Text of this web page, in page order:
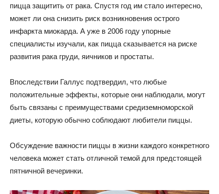
пицца защитить от рака. Спустя год им стало интересно,
может ли она снизить риск возникновения острого
инфаркта миокарда. А уже в 2006 году упорные
специалисты изучали, как пицца сказывается на риске
развития рака груди, яичников и простаты.
Впоследствии Галлус подтвердил, что любые
положительные эффекты, которые они наблюдали, могут
быть связаны с преимуществами средиземноморской
диеты, которую обычно соблюдают любители пиццы.
Обсуждение важности пиццы в жизни каждого конкретного
человека может стать отличной темой для предстоящей
пятничной вечеринки.